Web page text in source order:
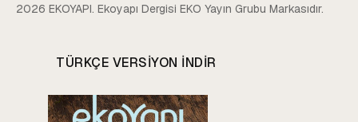
2026 EKOYAPI. Ekoyapı Dergisi EKO Yayın Grubu Markasıdır.
TÜRKÇE VERSIYON INDIR